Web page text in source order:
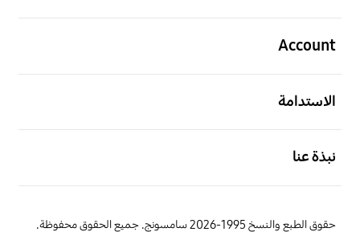
Account
الاستدامة
نبذة عنا
حقوق الطبع والنسخ 1995-2026 سامسونج. جميع الحقوق محفوظة.